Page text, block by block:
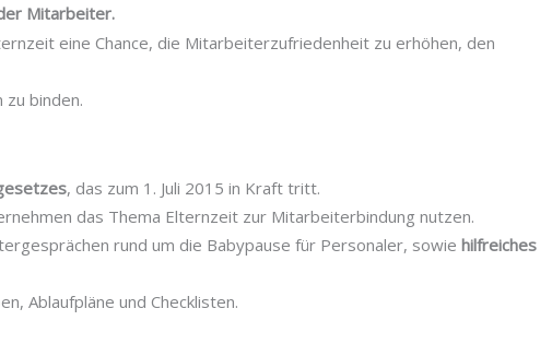
Mitarbeiter.
eine Chance, die Mitarbeiterzufriedenheit zu erhöhen, den
binden.
, das zum 1. Juli 2015 in Kraft tritt.
das Thema Elternzeit zur Mitarbeiterbindung nutzen.
rund um die Babypause für Personaler, sowiehilfreiches
Ablaufpläne und Checklisten.